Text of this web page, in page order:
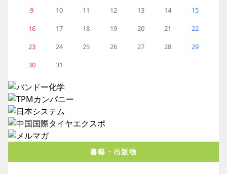
9 10 11 12 13 14
15
16
17 18 19 20 21
22
23
24 25 26 27 28
29
30
31
書籍・出版物